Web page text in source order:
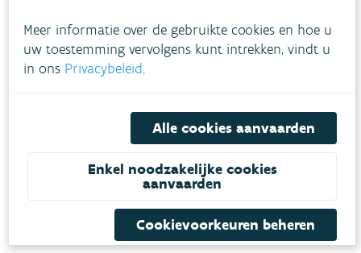
Meer informatie over de gebruikte cookies en hoe u
uw toestemming vervolgens kunt intrekken, vindt u
in ons Privacybeleid.
Alle cookies aanvaarden
Enkel noodzakelijke cookies
aanvaarden
Cookievoorkeuren beheren